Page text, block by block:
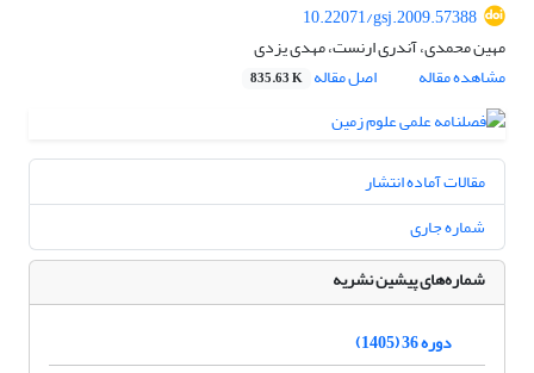
10.22071/gsj.2009.57388
‌مهین محمدی، آندری ارنست، مهدی یزدی
مشاهده مقاله
اصل مقاله 835.63 K
مقالات آماده انتشار
شماره جاری
شماره‌های پیشین نشریه
دوره 36 (1405)